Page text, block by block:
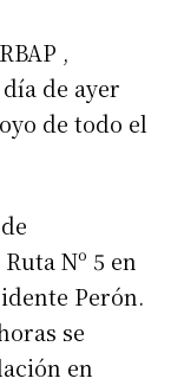
,
de ayer
de todo el
Nº 5 en
Perón.
se
en